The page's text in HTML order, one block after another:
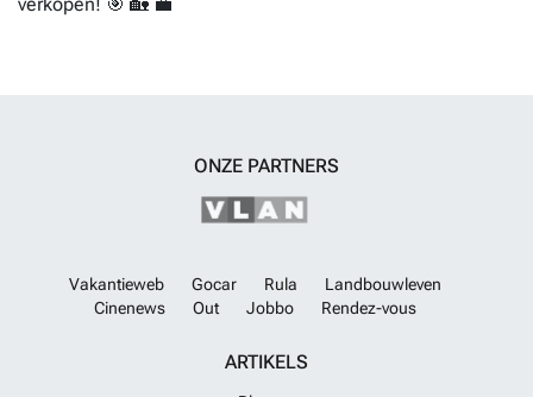
ONZE PARTNERS
Vakantieweb Gocar Rula
Landbouwleven
Cinenews
Out Jobbo Rendez-vous
ARTIKELS